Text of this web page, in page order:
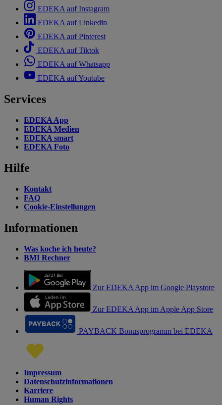
EDEKA auf Instagram
EDEKA auf Linkedin
EDEKA auf Pinterest
EDEKA auf Tiktok
EDEKA auf Whatsapp
EDEKA auf Youtube
Services
EDEKA App
EDEKA Medien
EDEKA smart
EDEKA Foto
Hilfe
Kontakt
FAQ
Cookie-Einstellungen
Informationen
Was koche ich heute?
BMI Rechner
Zur EDEKA App im Google Playstore
Zur EDEKA App im Apple App Store
PAYBACK Bonusprogramm bei EDEKA
Impressum
Datenschutzinformationen
Karriere
Human Rights